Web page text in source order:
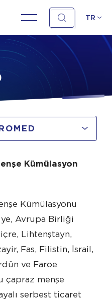
TR
Kümülasyon
Kümülasyonu
Avrupa Birliği
Lihtenştayn,
Fas, Filistin, İsrail,
ve Faroe
çapraz menşe
serbest ticaret